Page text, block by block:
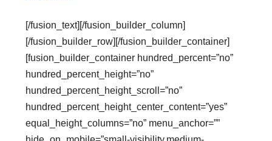
[/fusion_text][/fusion_builder_column]
[/fusion_builder_row][/fusion_builder_container]
[fusion_builder_container hundred_percent=”no”
hundred_percent_height=”no”
hundred_percent_height_scroll=”no”
hundred_percent_height_center_content=”yes”
equal_height_columns=”no” menu_anchor=””